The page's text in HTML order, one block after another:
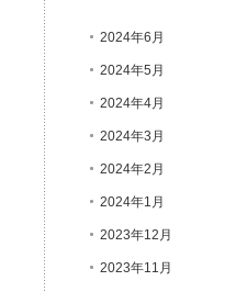
2024年6月
2024年5月
2024年4月
2024年3月
2024年2月
2024年1月
2023年12月
2023年11月